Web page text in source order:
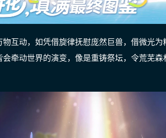
互动，如凭借旋律抚慰庞然巨兽，借微光
牵动世界的演变，像是重铸祭坛，令荒芜